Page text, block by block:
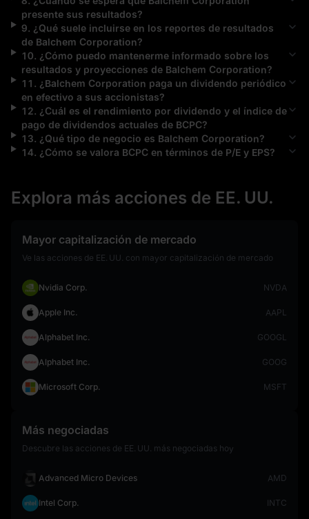
presente sus resultados?
9. ¿Qué suele incluirse en los reportes de resultados
de Balchem Corporation?
10. ¿Cómo puedo mantenerme informado sobre los
resultados y proyecciones de Balchem Corporation?
11 . ¿ Balchem Corporation paga un dividendo periódico
en efectivo a sus accionistas?
12. ¿Cuál es el rendimiento por dividendo y el índice de
pago de dividendos actuales de BCPC?
13. ¿Qué tipo de negocio es Balchem Corporation?
14. ¿Cómo se valora BCPCen términos de P/E y EPS?
Explora más acciones de EE. UU.
Mayor capitalización de mercado
Ve las acciones de EE. UU. con mayor capitalización de mercado
Nvidia Corp. NVDA
Apple Inc. AAPL
Alphabet Inc. GOOGL
Alphabet Inc. GOOG
Microsoft Corp. MSFT
Más negociadas
Descubre las acciones de EE. UU. más negociadas hoy
Advanced Micro Devices AMD
Intel Corp. INTC